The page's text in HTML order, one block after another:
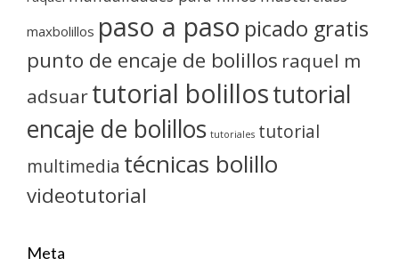
maxbolillos paso a paso picado gratis
punto de encaje de bolillos raquel m
adsuartutorial bolillostutorial
encaje de bolillos tutoriales tutorial
multimedia técnicas bolillo
videotutorial
Meta